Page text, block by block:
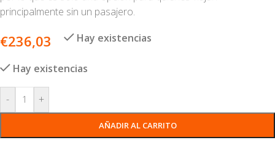
principalmente sin un pasajero.
€236,03 Hay existencias
Hay existencias
- +
AÑADIR AL CARRITO